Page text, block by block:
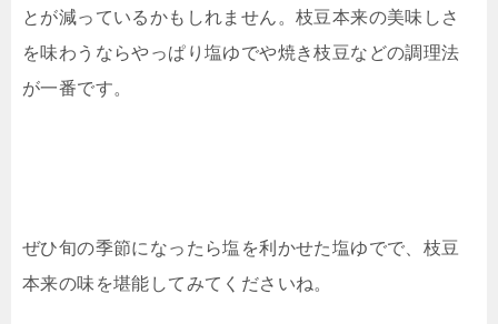
とが減っているかもしれません。枝豆本来の美味しさ
を味わうならやっぱり塩ゆでや焼き枝豆などの調理法
が一番です。
ぜひ旬の季節になったら塩を利かせた塩ゆでで、枝豆
本来の味を堪能してみてくださいね。